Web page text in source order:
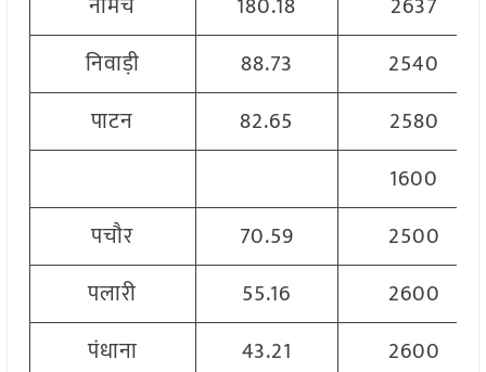
निवाड़ी
88.73
2540
पाटन
82.65
2580
1600
पचौर
70.59
2500
पलारी
55.16
2600
पंधाना
43.21
2600